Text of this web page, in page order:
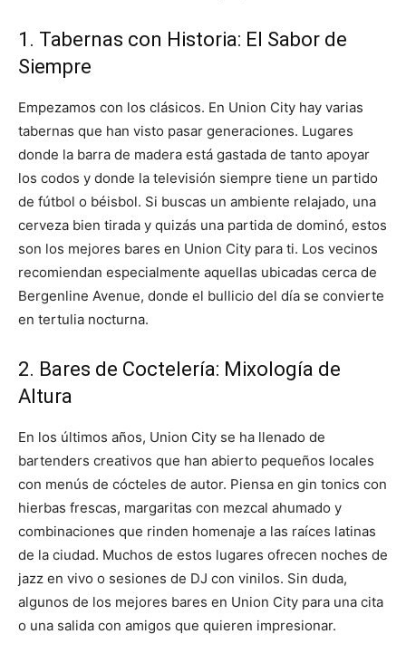
1. Tabernas con Historia: El Sabor de
Siempre
Empezamos con los clásicos. En Union City hay varias
tabernas que han visto pasar generaciones. Lugares
donde la barra de madera está gastada de tanto apoyar
los codos y donde la televisión siempre tiene un partido
de fútbol o béisbol. Si buscas un ambiente relajado, una
cerveza bien tirada y quizás una partida de dominó, estos
son los mejores bares en Union City para ti. Los vecinos
recomiendan especialmente aquellas ubicadas cerca de
Bergenline Avenue, donde el bullicio del día se convierte
en tertulia nocturna.
2. Bares de Coctelería: Mixología de
Altura
En los últimos años, Union City se ha llenado de
bartenders creativos que han abierto pequeños locales
con menús de cócteles de autor. Piensa en gin tonics con
hierbas frescas, margaritas con mezcal ahumado y
combinaciones que rinden homenaje a las raíces latinas
de la ciudad. Muchos de estos lugares ofrecen noches de
jazz en vivo o sesiones de DJ con vinilos. Sin duda,
algunos de los mejores bares en Union City para una cita
o una salida con amigos que quieren impresionar.